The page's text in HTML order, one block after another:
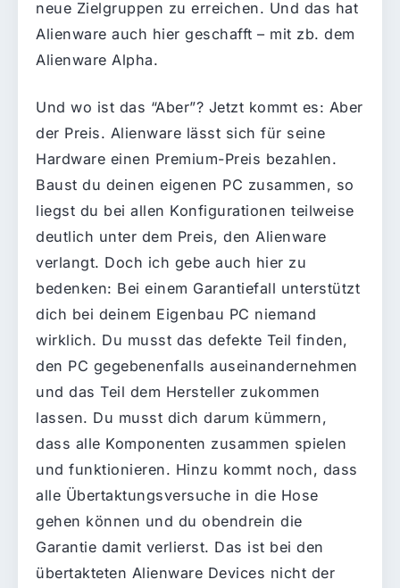
neue Zielgruppen zu erreichen. Und das hat
Alienware auch hier geschafft – mit zb. dem
Alienware Alpha.
Und wo ist das “Aber”? Jetzt kommt es: Aber
der Preis. Alienware lässt sich für seine
Hardware einen Premium-Preis bezahlen.
Baust du deinen eigenen PC zusammen, so
liegst du bei allen Konfigurationen teilweise
deutlich unter dem Preis, den Alienware
verlangt. Doch ich gebe auch hier zu
bedenken: Bei einem Garantiefall unterstützt
dich bei deinem Eigenbau PC niemand
wirklich. Du musst das defekte Teil finden,
den PC gegebenenfalls auseinandernehmen
und das Teil dem Hersteller zukommen
lassen. Du musst dich darum kümmern,
dass alle Komponenten zusammen spielen
und funktionieren. Hinzu kommt noch, dass
alle Übertaktungsversuche in die Hose
gehen können und du obendrein die
Garantie damit verlierst. Das ist bei den
übertakteten Alienware Devices nicht der